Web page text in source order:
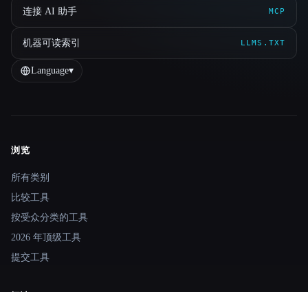
连接 AI 助手 MCP
机器可读索引 LLMS.TXT
Language▾
Site navigation
浏览
所有类别
比较工具
按受众分类的工具
2026 年顶级工具
提交工具